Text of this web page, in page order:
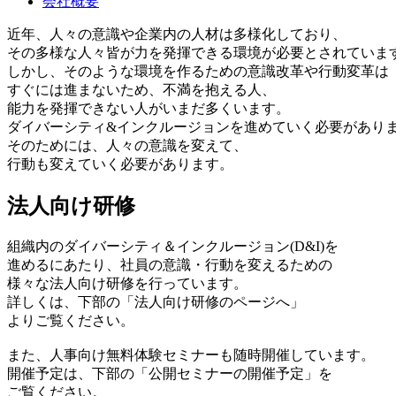
近年、人々の意識や企業内の人材は多様化しており、
その多様な人々皆が力を発揮できる環境が必要とされていま
しかし、そのような環境を作るための意識改革や行動変革は
すぐには進まないため、不満を抱える人、
能力を発揮できない人がいまだ多くいます。
ダイバーシティ&インクルージョンを進めていく必要がありま
そのためには、人々の意識を変えて、
行動も変えていく必要があります。
法人向け研修
組織内のダイバーシティ＆インクルージョン(D&I)を
進めるにあたり、社員の意識・行動を変えるための
様々な法人向け研修を行っています。
詳しくは、下部の「法人向け研修のページへ」
よりご覧ください。
また、人事向け無料体験セミナーも随時開催しています。
開催予定は、下部の「公開セミナーの開催予定」を
ご覧ください。